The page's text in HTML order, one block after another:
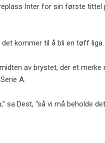
Inter for sin første
det kommer til å bli en tøff
av brystet, der et
A.
sa Dest, “så vi må beholde